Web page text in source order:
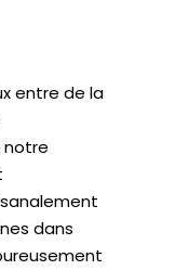
entre de la
notre
dans